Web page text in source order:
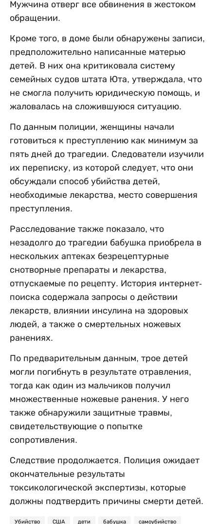
Мужчина отверг все обвинения в жестоком
обращении.
Кроме того, в доме были обнаружены записи,
предположительно написанные матерью
детей. В них она критиковала систему
семейных судов штата Юта, утверждала, что
не смогла получить юридическую помощь, и
жаловалась на сложившуюся ситуацию.
По данным полиции, женщины начали
готовиться к преступлению как минимум за
пять дней до трагедии. Следователи изучили
их переписку, из которой следует, что они
обсуждали способ убийства детей,
необходимые лекарства, место совершения
преступления.
Расследование также показало, что
незадолго до трагедии бабушка приобрела в
нескольких аптеках безрецептурные
снотворные препараты и лекарства,
отпускаемые по рецепту. История интернет-
поиска содержала запросы о действии
лекарств, влиянии инсулина на здоровых
людей, а также о смертельных ножевых
ранениях.
По предварительным данным, трое детей
могли погибнуть в результате отравления,
тогда как один из мальчиков получил
множественные ножевые ранения. У него
также обнаружили защитные травмы,
свидетельствующие о попытке
сопротивления.
Следствие продолжается. Полиция ожидает
окончательные результаты
токсикологической экспертизы, которые
должны подтвердить причины смерти детей.
Убийство США дети бабушка самоубийство